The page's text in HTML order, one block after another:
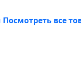
Посмотреть все